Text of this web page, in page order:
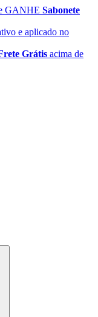
GANHE Sabonete
e aplicado no
Grátis acima de